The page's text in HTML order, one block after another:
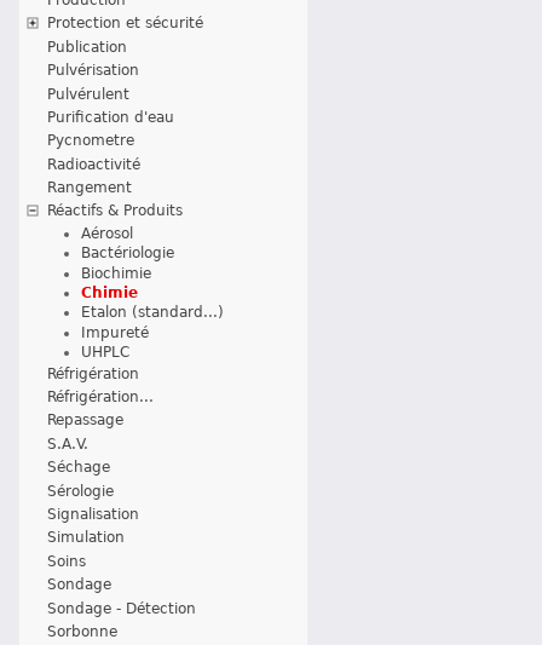
Protection et sécurité
Publication
Pulvérisation
Pulvérulent
Purification d'eau
Pycnometre
Radioactivité
Rangement
Réactifs & Produits
Aérosol
Bactériologie
Biochimie
Chimie
Etalon (standard...)
Impureté
UHPLC
Réfrigération
Réfrigération...
Repassage
S.A.V.
Séchage
Sérologie
Signalisation
Simulation
Soins
Sondage
Sondage - Détection
Sorbonne